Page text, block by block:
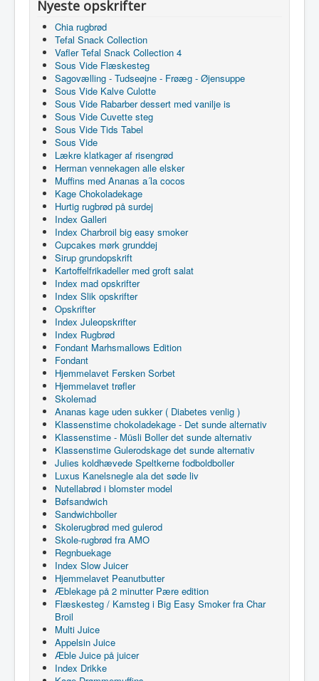
Nyeste opskrifter
Chia rugbrød
Tefal Snack Collection
Vafler Tefal Snack Collection 4
Sous Vide Flæskesteg
Sagovælling - Tudseøjne - Frøæg - Øjensuppe
Sous Vide Kalve Culotte
Sous Vide Rabarber dessert med vanilje is
Sous Vide Cuvette steg
Sous Vide Tids Tabel
Sous Vide
Lækre klatkager af risengrød
Herman vennekagen alle elsker
Muffins med Ananas a´la cocos
Kage Chokoladekage
Hurtig rugbrød på surdej
Index Galleri
Index Charbroil big easy smoker
Cupcakes mørk grunddej
Sirup grundopskrift
Kartoffelfrikadeller med groft salat
Index mad opskrifter
Index Slik opskrifter
Opskrifter
Index Juleopskrifter
Index Rugbrød
Fondant Marhsmallows Edition
Fondant
Hjemmelavet Fersken Sorbet
Hjemmelavet trøfler
Skolemad
Ananas kage uden sukker ( Diabetes venlig )
Klassenstime chokoladekage - Det sunde alternativ
Klassenstime - Müsli Boller det sunde alternativ
Klassenstime Gulerodskage det sunde alternativ
Julies koldhævede Speltkerne fodboldboller
Luxus Kanelsnegle ala det søde liv
Nutellabrød i blomster model
Bøfsandwich
Sandwichboller
Skolerugbrød med gulerod
Skole-rugbrød fra AMO
Regnbuekage
Index Slow Juicer
Hjemmelavet Peanutbutter
Æblekage på 2 minutter Pære edition
Flæskesteg / Kamsteg i Big Easy Smoker fra Char
Broil
Multi Juice
Appelsin Juice
Æble Juice på juicer
Index Drikke